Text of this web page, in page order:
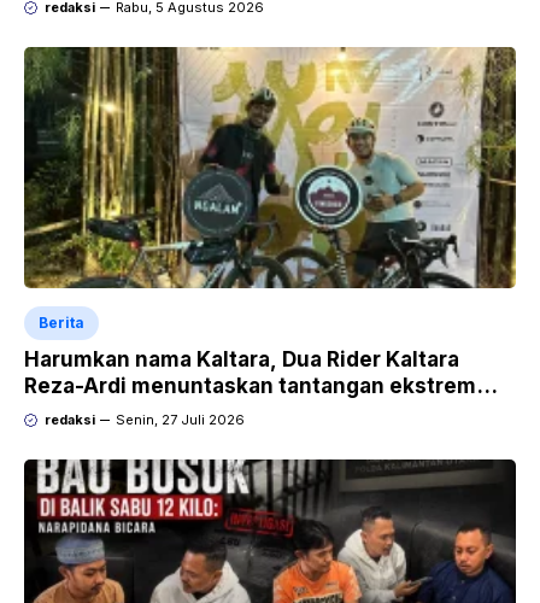
redaksi Rabu, 5 Agustus 2026
Berita
Harumkan nama Kaltara, Dua Rider Kaltara
Reza-Ardi menuntaskan tantangan ekstrem
Audax Malang 300 KM
redaksi Senin, 27 Juli 2026